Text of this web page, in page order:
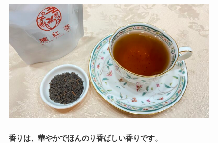
香りは、華やかでほんのり香ばしい香りです。